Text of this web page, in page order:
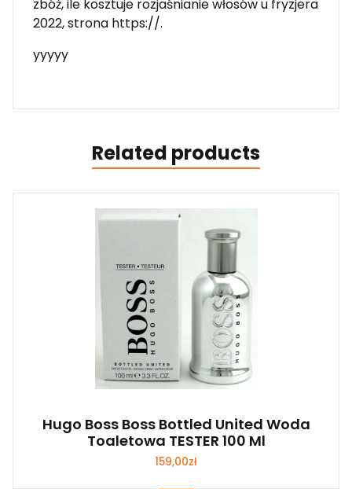
zbóż, ile kosztuje rozjaśnianie włosów u fryzjera
2022, strona https://.
yyyyy
Related products
Hugo Boss Boss Bottled United Woda
Toaletowa TESTER 100 Ml
159,00zł